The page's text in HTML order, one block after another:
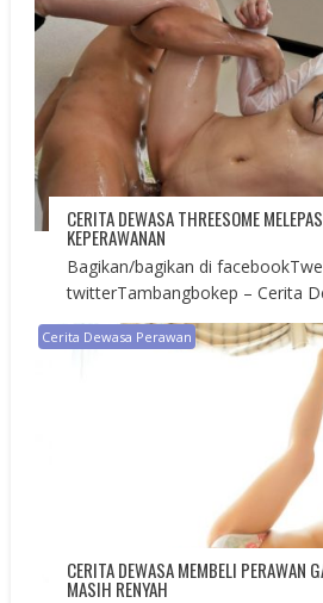
CERITA DEWASA THREESOME
KEPERAWANAN
Bagikan/bagikan di
twitterTambangbokep – Cerita
Cerita Dewasa Perawan
CERITA DEWASA MEMBELI PERAWAN
MASIH RENYAH